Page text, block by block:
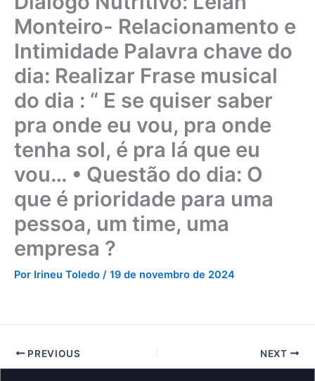
Monteiro- Relacionamento e
Intimidade Palavra chave do
dia: Realizar Frase musical
do dia : “ E se quiser saber
pra onde eu vou, pra onde
tenha sol, é pra lá que eu
vou… • Questão do dia: O
que é prioridade para uma
pessoa, um time, uma
empresa ?
Por Irineu Toledo / 19 de novembro de 2024
PREVIOUS NEXT